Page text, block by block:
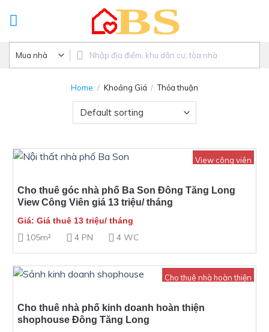
Home / Khoảng Giá / Thỏa thuận
View công viên
Cho thuê góc nhà phố Ba Son Đông Tăng Long
View Công Viên giá 13 triệu/ tháng
Giá: Giá thuê 13 triệu/ tháng
105m² 4 PN 4 WC
Cho thuê nhà hoàn thiện
Cho thuê nhà phố kinh doanh hoàn thiện
shophouse Đông Tăng Long